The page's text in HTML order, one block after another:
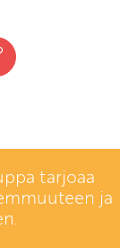
tarjoaa
ja